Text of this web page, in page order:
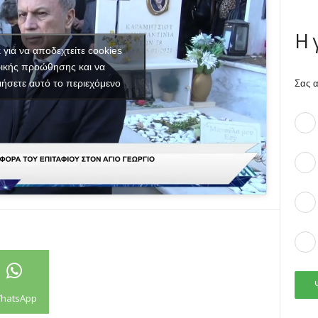
για να αποδεχτείτε cookies
προώθησης και να
αυτό το περιεχόμενο
Η
Σας